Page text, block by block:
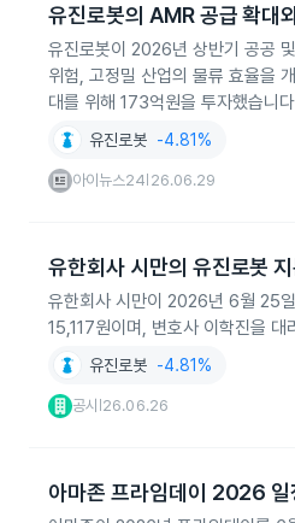
유진로봇의 AMR 공급 확대
유진로봇이 2026년 상반기 공공
위험, 고정밀 산업의 물류 효율을
대를 위해 173억원을 투자했습니
유진로봇 -4.81%
아이뉴스24 26.06.29
유한회사 시만의 유진로봇
유한회사 시만이 2026년 6월 25
15,117원이며, 변호사 이학진을 대
유진로봇 -4.81%
공시 26.06.26
아마존 프라임데이 2026 일